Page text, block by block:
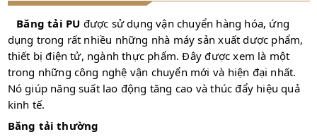
Băng tải PU được sử dụng vận chuyển hàng hóa, ứng
dụng trong rất nhiều những nhà máy sản xuất dược phẩm,
thiết bị điện tử, ngành thực phẩm. Đây được xem là một
trong những công nghệ vận chuyển mới và hiện đại nhất.
Nó giúp năng suất lao động tăng cao và thúc đẩy hiệu quả
kinh tế.
Băng tải thường